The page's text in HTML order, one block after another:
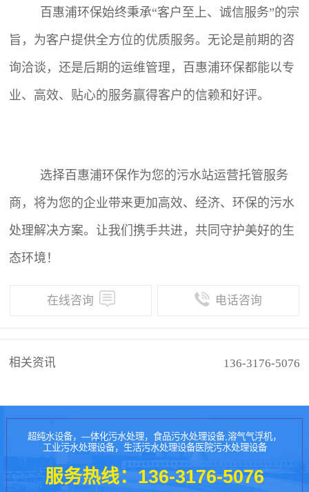
百惠浦环保始终秉承“客户至上、诚信服务”的宗
旨，为客户提供全方位的优质服务。无论是前期的咨
询洽谈，还是后期的运维管理，百惠浦环保都能以专
业、高效、贴心的服务赢得客户的信赖和好评。
选择百惠浦环保作为您的污水站运营托管服务
商，将为您的企业带来更加高效、经济、环保的污水
处理解决方案。让我们携手共进，共同守护美好的生
态环境！
在线咨询 电话咨询
相关资讯 136-3176-5076
超纯水设备，—体化污水处理，食品污水处理设备,溶气气浮机，
工业污水处理设备，生活污水处理设备医院污水处理设备
服务热线：136-3176-5076